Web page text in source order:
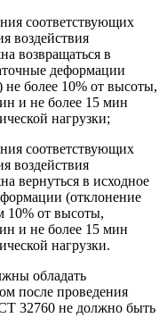
соответствующих
воздействия
возвращаться в
деформации
более 10% от высоты,
и не более 15 мин
нагрузки;
соответствующих
воздействия
вернуться в исходное
(отклонение
10% от высоты,
и не более 15 мин
нагрузки.
обладать
после проведения
32760 не должно быть